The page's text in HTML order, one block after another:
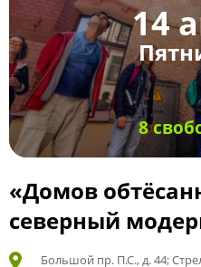
14
8
«Домов
северный
Большой пр. П.С., д. 44;